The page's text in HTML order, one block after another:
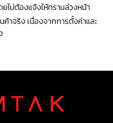
ไม่ต้องแจ้งให้ทราบล่วงหน้า
าจริง เนื่องจากการตั้งค่าและ